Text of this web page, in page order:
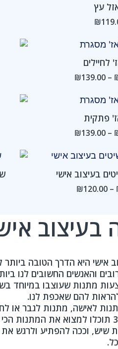
עץ
₪
לחיילים
–
₪139.00
פתקית
–
₪139.00
בעיצוב אישי
–
₪120.00
טווח
מחירים:
⁦₪120.00⁩
בעיצוב
אישי היא הדרך הטובה ביותר
והאנשים החשובים לנו
מתנות שעוצבו במיוחד
להם שאכפת לנו.
לאישה, מתנות לגבר או
בפוטושופ 31 תוכלו למצוא את
שיש, וככה להפתיע ולרגש